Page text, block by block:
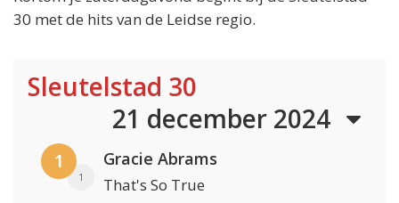
30 met de hits van de Leidse regio.
Sleutelstad 30
21 december 2024
1
1
Gracie Abrams
That's So True